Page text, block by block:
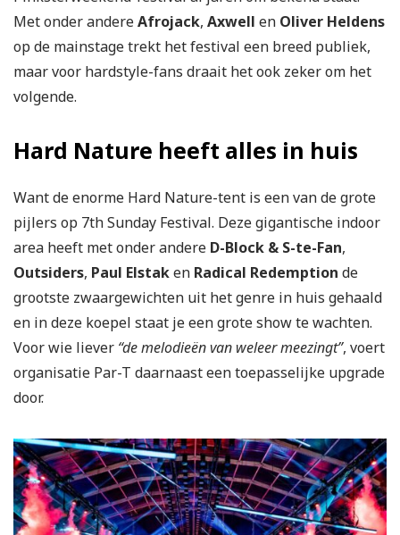
Met onder andereAfrojack, Axwell en Oliver Heldens
op de mainstage trekt het festival een breed publiek,
maar voor hardstyle-fans draait het ook zeker om het
volgende.
Hard Nature heeft alles in huis
Want de enorme Hard Nature-tent is een van de grote
pijlers op 7th Sunday Festival. Deze gigantische indoor
area heeft met onder andere D-Block & S-te-Fan,
Outsiders, Paul Elstaken Radical Redemption de
grootste zwaargewichten uit het genre in huis gehaald
en in deze koepel staat je een grote show te wachten.
Voor wie liever “de melodieën van weleer meezingt”, voert
organisatie Par-T daarnaast een toepasselijke upgrade
door.